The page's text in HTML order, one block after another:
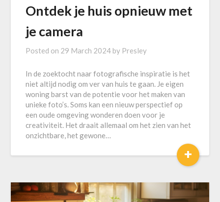
Ontdek je huis opnieuw met
je camera
Posted on 29 March 2024 by Presley
In de zoektocht naar fotografische inspiratie is het
niet altijd nodig om ver van huis te gaan. Je eigen
woning barst van de potentie voor het maken van
unieke foto’s. Soms kan een nieuw perspectief op
een oude omgeving wonderen doen voor je
creativiteit. Het draait allemaal om het zien van het
onzichtbare, het gewone…
+